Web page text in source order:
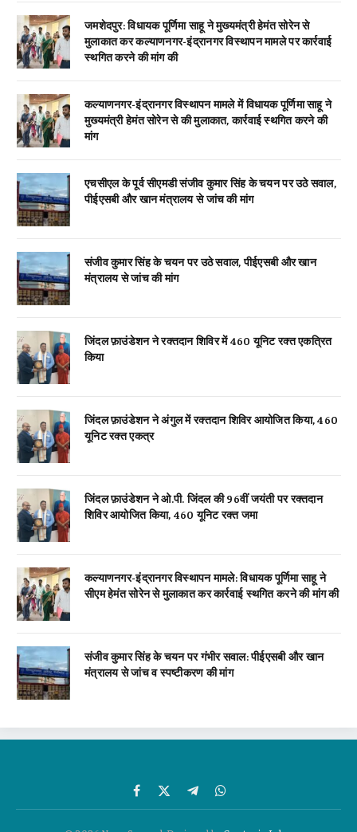
जमशेदपुर: विधायक पूर्णिमा साहू ने मुख्यमंत्री हेमंत सोरेन से
मुलाकात कर कल्याणनगर-इंद्रानगर विस्थापन मामले पर कार्रवाई
स्थगित करने की मांग की
कल्याणनगर-इंद्रानगर विस्थापन मामले में विधायक पूर्णिमा साहू ने
मुख्यमंत्री हेमंत सोरेन से की मुलाकात, कार्रवाई स्थगित करने की
मांग
एचसीएल के पूर्व सीएमडी संजीव कुमार सिंह के चयन पर उठे सवाल,
पीईएसबी और खान मंत्रालय से जांच की मांग
संजीव कुमार सिंह के चयन पर उठे सवाल, पीईएसबी और खान
मंत्रालय से जांच की मांग
जिंदल फ़ाउंडेशन ने रक्तदान शिविर में 460 यूनिट रक्त एकत्रित
किया
जिंदल फ़ाउंडेशन ने अंगुल में रक्तदान शिविर आयोजित किया, 460
यूनिट रक्त एकत्र
जिंदल फ़ाउंडेशन ने ओ.पी. जिंदल की 96वीं जयंती पर रक्तदान
शिविर आयोजित किया, 460 यूनिट रक्त जमा
कल्याणनगर-इंद्रानगर विस्थापन मामले: विधायक पूर्णिमा साहू ने
सीएम हेमंत सोरेन से मुलाकात कर कार्रवाई स्थगित करने की मांग की
संजीव कुमार सिंह के चयन पर गंभीर सवाल: पीईएसबी और खान
मंत्रालय से जांच व स्पष्टीकरण की मांग
Facebook
X
(Twitter)
TelegramWhatsApp